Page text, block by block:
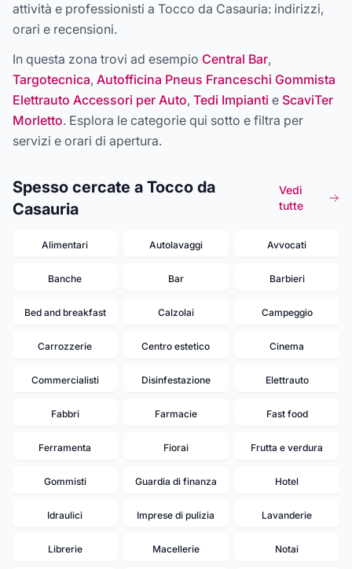
attività e professionisti a Tocco da Casauria: indirizzi,
orari e recensioni.
In questa zona trovi ad esempio Central Bar,
Targotecnica, Autofficina Pneus Franceschi Gommista
Elettrauto Accessori per Auto, Tedi Impianti e ScaviTer
Morletto. Esplora le categorie qui sotto e filtra per
servizi e orari di apertura.
Spesso cercate a Tocco da
Casauria
Vedi
tutte
Alimentari Autolavaggi Avvocati
Banche Bar Barbieri
Bed and breakfast Calzolai Campeggio
Carrozzerie Centro estetico Cinema
Commercialisti Disinfestazione Elettrauto
Fabbri Farmacie Fast food
Ferramenta Fiorai Frutta e verdura
Gommisti Guardia di finanza Hotel
Idraulici Imprese di pulizia Lavanderie
Librerie Macellerie Notai